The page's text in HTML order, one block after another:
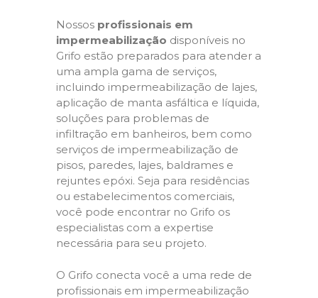
Nossos profissionais em
impermeabilização disponíveis no
Grifo estão preparados para atender a
uma ampla gama de serviços,
incluindo impermeabilização de lajes,
aplicação de manta asfáltica e líquida,
soluções para problemas de
infiltração em banheiros, bem como
serviços de impermeabilização de
pisos, paredes, lajes, baldrames e
rejuntes epóxi. Seja para residências
ou estabelecimentos comerciais,
você pode encontrar no Grifo os
especialistas com a expertise
necessária para seu projeto.
O Grifo conecta você a uma rede de
profissionais em impermeabilização